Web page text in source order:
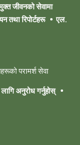
जीवनको सेवामा
तथा रिपोर्टहरू
एल.
परामर्श सेवा
अनुरोध गर्नुहोस्